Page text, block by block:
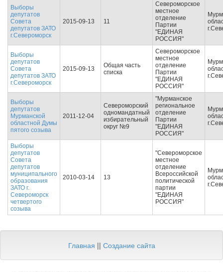
Выборы
депутатов
Совета
депутатов ЗАТО
г.Североморск
2015-09-13 11
Североморское
местное
отделение
Партии
"ЕДИНАЯ
РОССИЯ"
Выборы
депутатов
Совета
депутатов ЗАТО
г.Североморск
2015-09-13
Общая часть
списка
Североморское
местное
отделение
Партии
"ЕДИНАЯ
РОССИЯ"
Выборы
депутатов
Мурманской
областной Думы
пятого созыва
2011-12-04
Североморский
одномандатный
избирательный
округ №9
"Мурманское
региональное
отделение
Партии
"ЕДИНАЯ
РОССИЯ"
Выборы
депутатов
Совета
депутатов
муниципального
образования
ЗАТО г.
Североморск
четвертого
созыва
2010-03-14 13
"Североморское
местное
отделение
Всероссийской
политической
партии
"ЕДИНАЯ
РОССИЯ"
Главная || Создание сайта